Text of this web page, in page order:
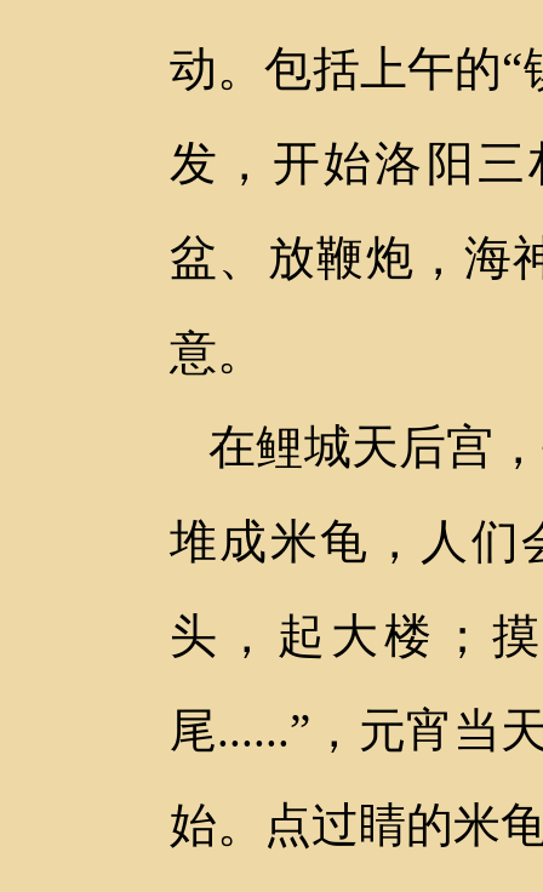
动。包括上午的“
发，开始洛阳
盆、放鞭炮，海
意。
在鲤城天后宫
堆成米龟，人们
头，起大楼；
尾......”，元宵当
始。点过睛的米